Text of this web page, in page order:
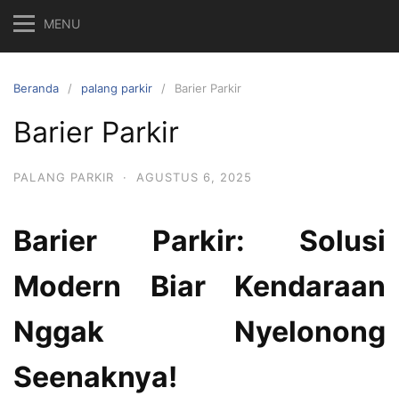
MENU
Beranda palang parkir Barier Parkir
Barier Parkir
PALANG PARKIR · AGUSTUS 6, 2025
Barier Parkir: Solusi
Modern Biar Kendaraan
Nggak Nyelonong
Seenaknya!